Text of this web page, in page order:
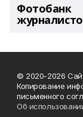
Фотобанк
© 2020-2026
Копирование
письменного
Об